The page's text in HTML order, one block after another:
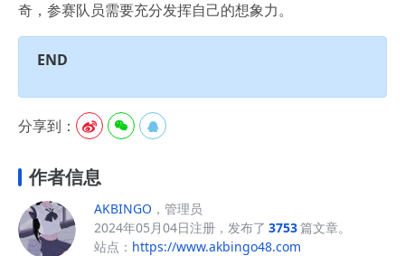
奇，参赛队员需要充分发挥自己的想象力。
END
分享到：   
作者信息
AKBINGO ，管理员
2024年05月04日注册，发布了 3753篇文章。
站点： https://www.akbingo48.com